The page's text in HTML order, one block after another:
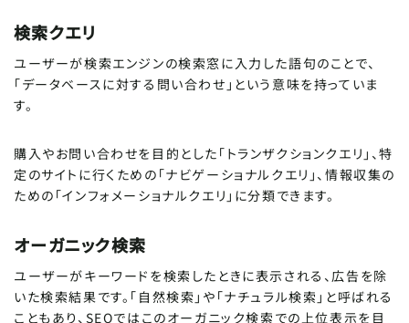
検索クエリ
ユーザーが検索エンジンの検索窓に入力した語句のことで、
「データベースに対する問い合わせ」という意味を持っていま
す。
購入やお問い合わせを目的とした「トランザクションクエリ」、特
定のサイトに行くための「ナビゲーショナルクエリ」、情報収集の
ための「インフォメーショナルクエリ」に分類できます。
オーガニック検索
ユーザーがキーワードを検索したときに表示される、広告を除
いた検索結果です。「自然検索」や「ナチュラル検索」と呼ばれる
こともあり、SEOではこのオーガニック検索での上位表示を目